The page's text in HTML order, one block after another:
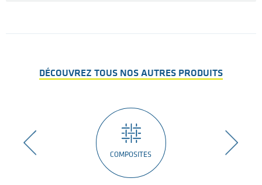
DÉCOUVREZ TOUS NOS AUTRES PRODUITS
COMPOSITES